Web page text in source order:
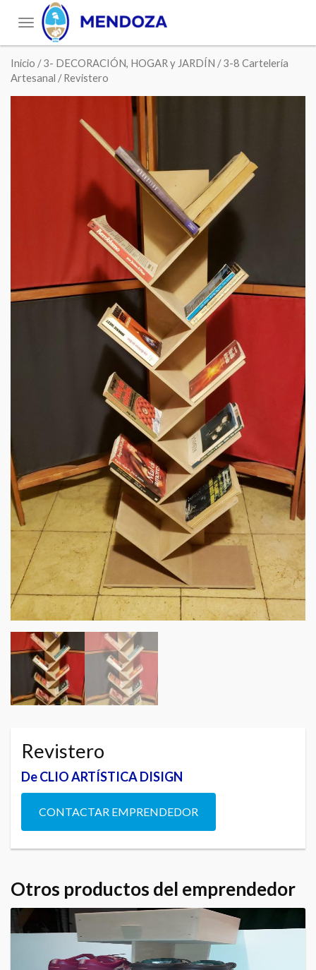
Toggle
navigation
Inicio /3- DECORACIÓN, HOGAR y JARDÍN /3-8 Cartelería
Artesanal / Revistero
Revistero
De CLIO ARTÍSTICA DISIGN
CONTACTAR EMPRENDEDOR
Otros productos del emprendedor